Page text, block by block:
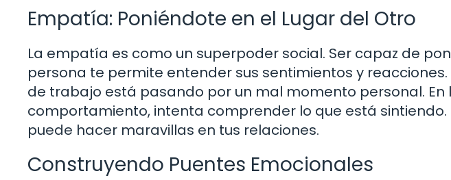
Empatía: Poniéndote en el Lugar del Otro
La empatía es como un superpoder social. Ser capaz de
persona te permite entender sus sentimientos y
de trabajo está pasando por un mal momento personal. En
comportamiento, intenta comprender lo que está sintiendo.
puede hacer maravillas en tus relaciones.
Construyendo Puentes Emocionales